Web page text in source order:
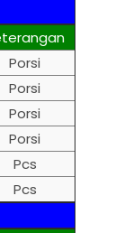
Porsi
Porsi
Porsi
Porsi
Pcs
Pcs